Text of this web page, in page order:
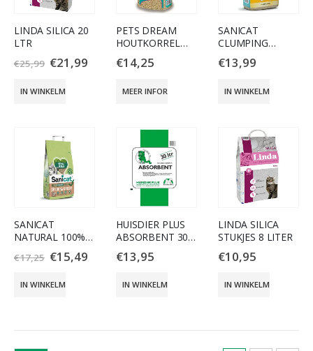
LINDA SILICA 20
LTR
€25,99 €21,99
IN WINKELMAND
PETS DREAM
HOUTKORREL
25L (15KG)
€14,25
MEER INFORMATIE
SANICAT
CLUMPING
UNSCENTED 16
LITER
€13,99
IN WINKELMAND
SANICAT
NATURAL 100%
GREEN 5KG
€17,25 €15,49
IN WINKELMAND
HUISDIER PLUS
ABSORBENT 30
LITER
€13,95
IN WINKELMAND
LINDA SILICA
STUKJES 8 LITER
€10,95
IN WINKELMAND